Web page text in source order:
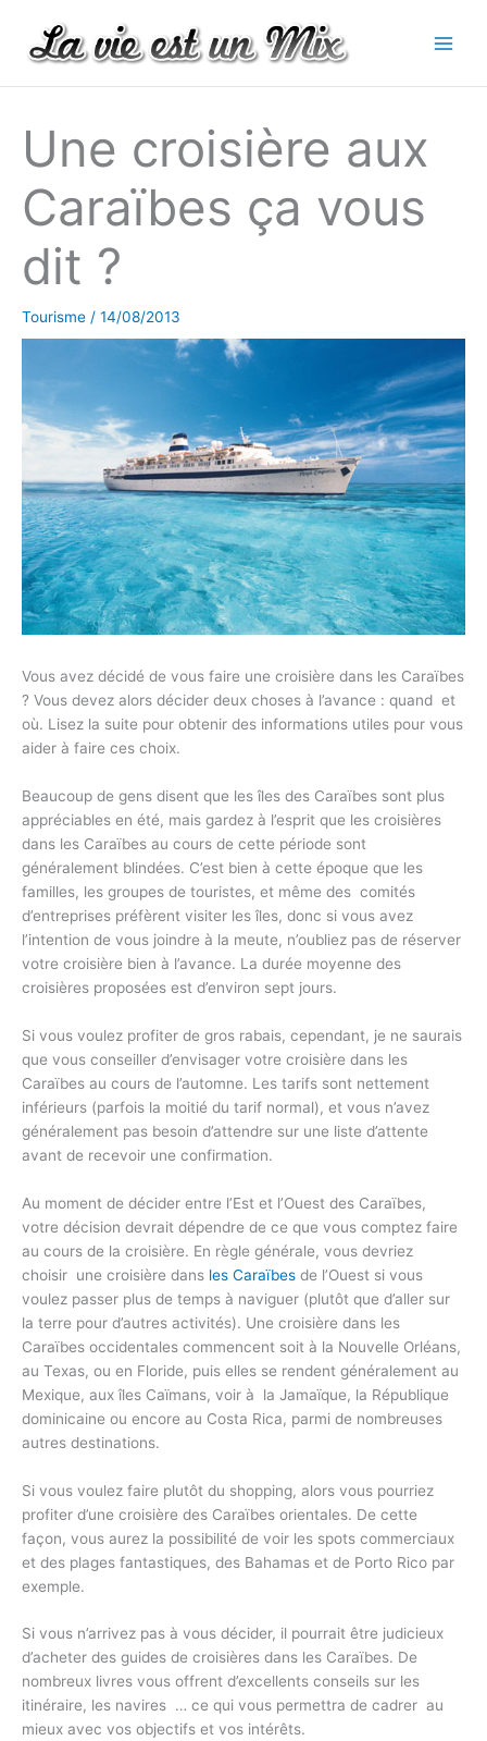
contenu
Une croisière aux
Caraïbes ça vous
dit ?
Tourisme / 14/08/2013
Vous avez décidé de vous faire une croisière dans les Caraïbes
? Vous devez alors décider deux choses à l’avance : quand et
où. Lisez la suite pour obtenir des informations utiles pour vous
aider à faire ces choix.
Beaucoup de gens disent que les îles des Caraïbes sont plus
appréciables en été, mais gardez à l’esprit que les croisières
dans les Caraïbes au cours de cette période sont
généralement blindées. C’est bien à cette époque que les
familles, les groupes de touristes, et même des comités
d’entreprises préfèrent visiter les îles, donc si vous avez
l’intention de vous joindre à la meute, n’oubliez pas de réserver
votre croisière bien à l’avance. La durée moyenne des
croisières proposées est d’environ sept jours.
Si vous voulez profiter de gros rabais, cependant, je ne saurais
que vous conseiller d’envisager votre croisière dans les
Caraïbes au cours de l’automne. Les tarifs sont nettement
inférieurs (parfois la moitié du tarif normal), et vous n’avez
généralement pas besoin d’attendre sur une liste d’attente
avant de recevoir une confirmation.
Au moment de décider entre l’Est et l’Ouest des Caraïbes,
votre décision devrait dépendre de ce que vous comptez faire
au cours de la croisière. En règle générale, vous devriez
choisir une croisière dans les Caraïbes de l’Ouest si vous
voulez passer plus de temps à naviguer (plutôt que d’aller sur
la terre pour d’autres activités). Une croisière dans les
Caraïbes occidentales commencent soit à la Nouvelle Orléans,
au Texas, ou en Floride, puis elles se rendent généralement au
Mexique, aux îles Caïmans, voir à la Jamaïque, la République
dominicaine ou encore au Costa Rica, parmi de nombreuses
autres destinations.
Si vous voulez faire plutôt du shopping, alors vous pourriez
profiter d’une croisière des Caraïbes orientales. De cette
façon, vous aurez la possibilité de voir les spots commerciaux
et des plages fantastiques, des Bahamas et de Porto Rico par
exemple.
Si vous n’arrivez pas à vous décider, il pourrait être judicieux
d’acheter des guides de croisières dans les Caraïbes. De
nombreux livres vous offrent d’excellents conseils sur les
itinéraire, les navires … ce qui vous permettra de cadrer au
mieux avec vos objectifs et vos intérêts.